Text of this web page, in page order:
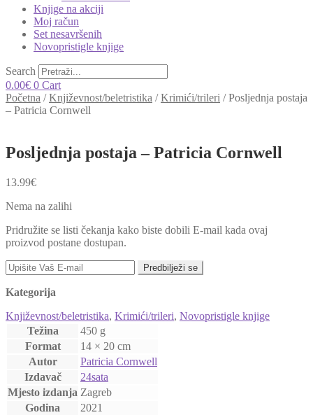
Knjige na akciji
Moj račun
Set nesavršenih
Novopristigle knjige
Search
0.00€ 0 Cart
Početna /Književnost/beletristika /Krimići/trileri /Posljednja postaja
– Patricia Cornwell
Posljednja postaja – Patricia Cornwell
13.99€
Nema na zalihi
Pridružite se listi čekanja kako biste dobili E-mail kada ovaj
proizvod postane dostupan.
Predbilježi se
Kategorija
Književnost/beletristika, Krimići/trileri, Novopristigle knjige
Težina
450 g
Format
14 × 20 cm
Autor
Patricia Cornwell
Izdavač
24sata
Mjesto izdanja Zagreb
Godina
2021